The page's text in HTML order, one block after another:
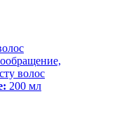
волос
200 мл